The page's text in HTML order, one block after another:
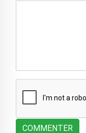
COMMENTER